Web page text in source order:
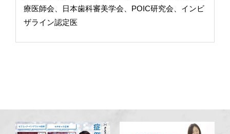
療医師会、日本歯科審美学会、POIC研究会、インビ
ザライン認定医